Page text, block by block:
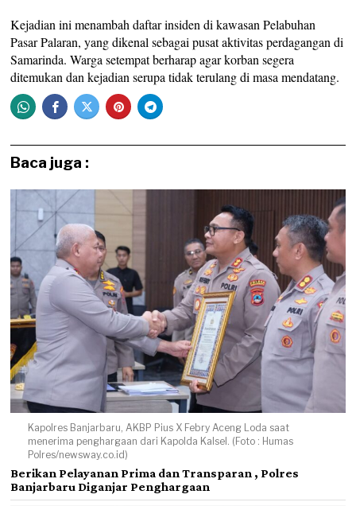
Kejadian ini menambah daftar insiden di kawasan Pelabuhan
Pasar Palaran, yang dikenal sebagai pusat aktivitas perdagangan di
Samarinda. Warga setempat berharap agar korban segera
ditemukan dan kejadian serupa tidak terulang di masa mendatang.
Baca juga :
Kapolres Banjarbaru, AKBP Pius X Febry Aceng Loda saat
menerima penghargaan dari Kapolda Kalsel. (Foto : Humas
Polres/newsway.co.id)
Berikan Pelayanan Prima dan Transparan , Polres
Banjarbaru Diganjar Penghargaan